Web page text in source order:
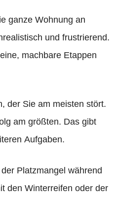
ganze Wohnung an
und frustrierend.
machbare Etappen
der Sie am meisten stört.
am größten. Das gibt
Aufgaben.
Platzmangel während
den Winterreifen oder der